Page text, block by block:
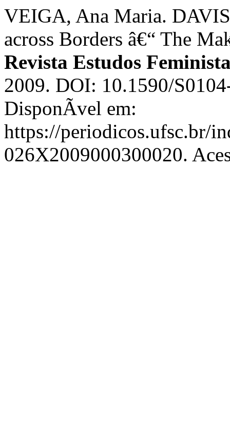
VEIGA, Ana Maria.
across Borders â€“ The
Revista Estudos
2009. DOI: 10.1590/
DisponÃ­vel em:
https://periodicos.ufsc.br/
026X2009000300020.